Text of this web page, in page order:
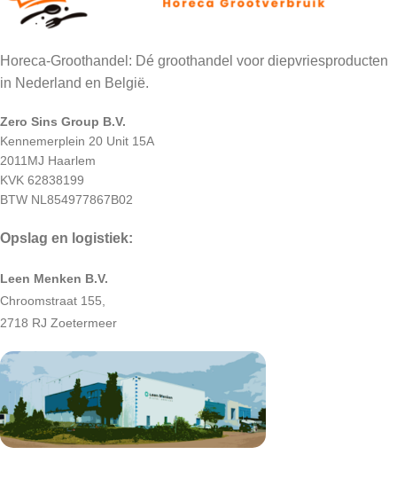
Horeca-Groothandel: Dé groothandel voor diepvriesproducten
in Nederland en België.
Zero Sins Group B.V.
Kennemerplein 20 Unit 15A
2011MJ Haarlem
KVK 62838199
BTW NL854977867B02
Opslag en logistiek:
Leen Menken B.V.
Chroomstraat 155,
2718 RJ Zoetermeer